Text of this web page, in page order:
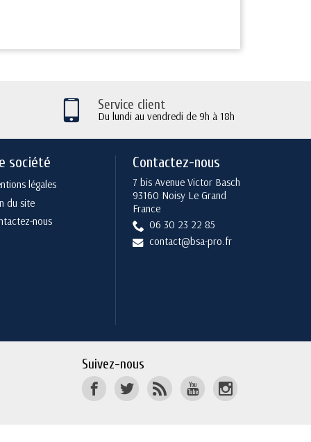
Service client
Du lundi au vendredi de 9h à 18h
société
légales
du site
nous
Contactez-nous
7 bis Avenue Victor Basch
93160 Noisy Le Grand
France
06 30 23 22 85
contact@bsa-pro.fr
Suivez-nous